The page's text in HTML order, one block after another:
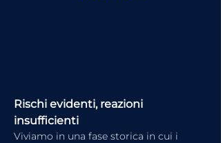
Rischi evidenti, reazioni
insufficienti
Viviamo in una fase storica in cui i